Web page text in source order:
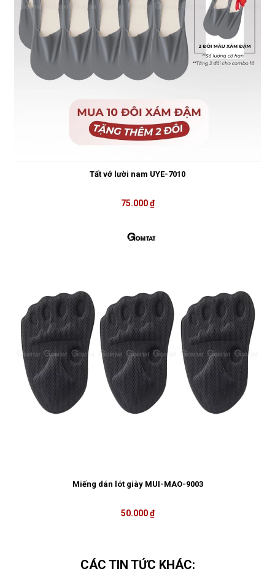
Tất vớ lười nam UYE-7010
75.000 ₫
Miếng dán lót giày MUI-MAO-9003
50.000 ₫
CÁC TIN TỨC KHÁC: